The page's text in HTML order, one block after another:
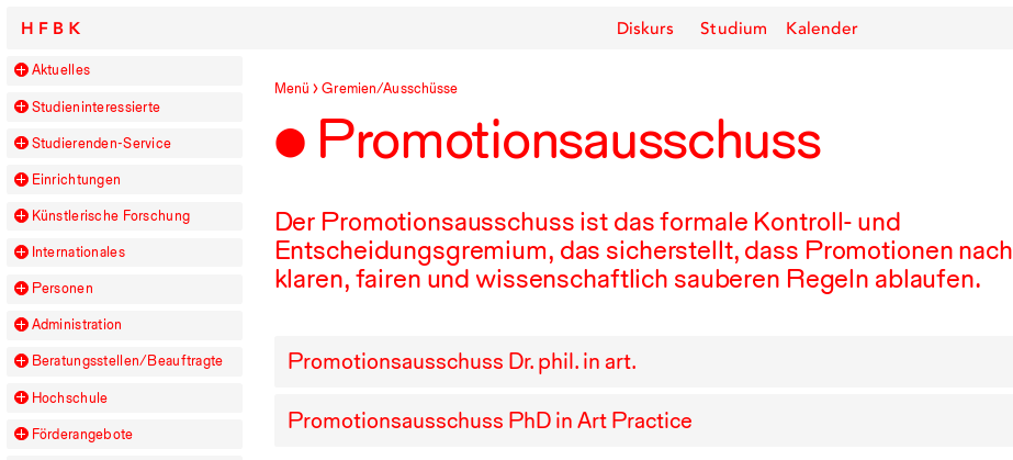
HFBK Diskurs Studium Kalender
Aktuelles
Studieninteressierte
Studierenden-Service
Einrichtungen
Künstlerische Forschung
Internationales
Personen
Administration
Beratungsstellen/​Beauftragte
Hochschule
Förderangebote
Menü Gremien/Ausschüsse
Promotionsausschuss
Der Promotionsausschuss ist das formale Kontroll- und
Entscheidungsgremium, das sicherstellt, dass Promotionen nach
klaren, fairen und wissenschaftlich sauberen Regeln ablaufen.
Promotionsausschuss Dr. phil. in art.
Promotionsausschuss PhD in Art Practice